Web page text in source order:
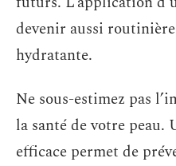
devenir aussi
hydratante.
Ne sous-estimez pas
la santé de votre
efficace permet de